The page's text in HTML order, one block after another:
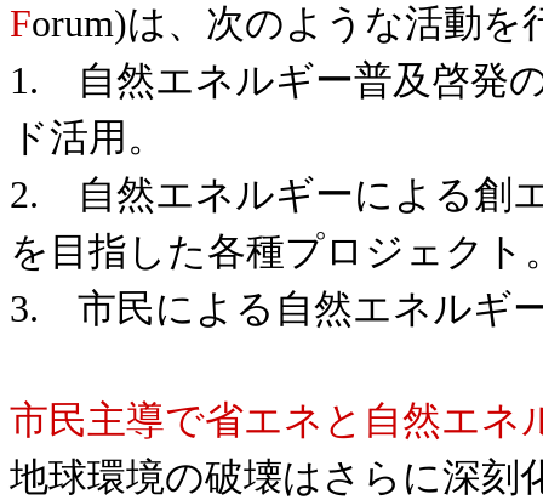
Forum)は、次のような活動を
1. 自然エネルギー普及啓発
ド活用。
2. 自然エネルギーによる創
を目指した各種プロジェクト
3. 市民による自然エネルギ
市民主導で省エネと自然エネ
地球環境の破壊はさらに深刻